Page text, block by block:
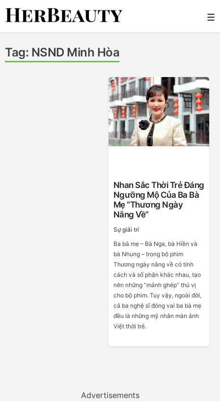
Skip
☰
Tag: NSND Minh Hòa
Nhan Sắc Thời Trẻ Đáng
Ngưỡng Mộ Của Ba Bà
Mẹ “Thương Ngày
Nắng Về”
Sự giải trí
Ba bà mẹ – Bà Nga, bà Hiền và
bà Nhung – trong bộ phim
Thương ngày nắng về có tính
cách và số phận khác nhau, tạo
nên những “mảnh ghép” thú vị
cho bộ phim. Tuy vậy, ngoài đời,
cả ba nghệ sĩ đóng vai ba bà mẹ
đều là những mỹ nhân màn ảnh
Việt thời trẻ.
Advertisements